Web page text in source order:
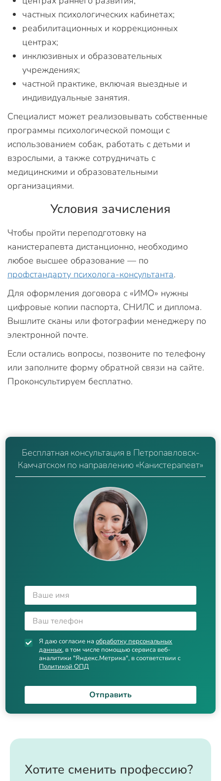
частных психологических кабинетах;
реабилитационных и коррекционных
центрах;
инклюзивных и образовательных
учреждениях;
частной практике, включая выездные и
индивидуальные занятия.
Специалист может реализовывать собственные
программы психологической помощи с
использованием собак, работать с детьми и
взрослыми, а также сотрудничать с
медицинскими и образовательными
организациями.
Условия зачисления
Чтобы пройти переподготовку на
канистерапевта дистанционно, необходимо
любое высшее образование — по
профстандарту психолога-консультанта.
Для оформления договора с «ИМО» нужны
цифровые копии паспорта, СНИЛС и диплома.
Вышлите сканы или фотографии менеджеру по
электронной почте.
Если остались вопросы, позвоните по телефону
или заполните форму обратной связи на сайте.
Проконсультируем бесплатно.
Бесплатная консультация в Петропавловск-
Камчатском по направлению «Канистерапевт»
Я даю согласие наобработку персональных
данных, в том числе помощью сервиса веб-
аналитики "Яндекс.Метрика", в соответствии с
Политикой ОПД
Отправить
Хотите сменить профессию?